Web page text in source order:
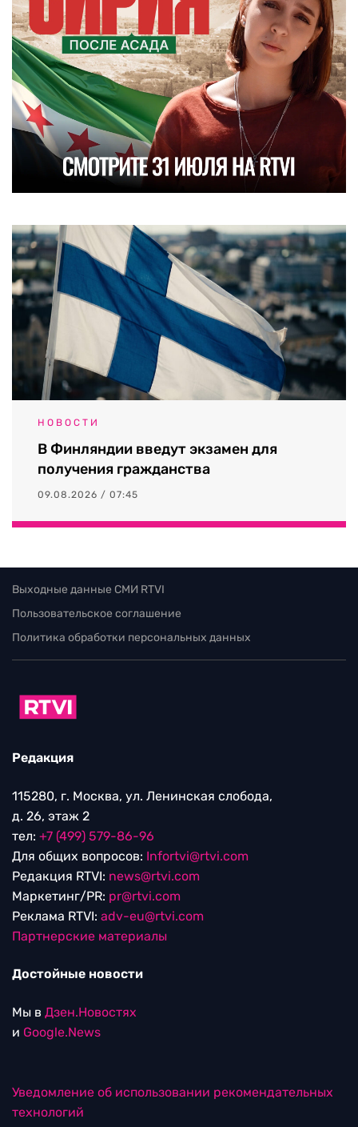
НОВОСТИ
В Финляндии введут экзамен для
получения гражданства
09.08.2026 / 07:45
Выходные данные СМИ RTVI
Пользовательское соглашение
Политика обработки персональных данных
Редакция
115280, г. Москва, ул. Ленинская слобода,
д. 26, этаж 2
тел: +7 (499) 579-86-96
Для общих вопросов: Infortvi@rtvi.com
Редакция RTVI: news@rtvi.com
Маркетинг/PR: pr@rtvi.com
Реклама RTVI: adv-eu@rtvi.com
Партнерские материалы
Достойные новости
Мы в Дзен.Новостях
и Google.News
Уведомление об использовании рекомендательных
технологий